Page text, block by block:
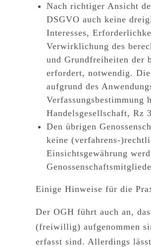
Nach richtiger Ansicht
DSGVO auch keine
Interesses,
Verwirklichung des
und Grundfreiheiten der
erfordert, notwendig.
aufgrund des
Handelsgesellschaft, Rz
Den übrigen
keine (verfahrens-
Einsichtsgewährung
Einige Hinweise für die
Der OGH führt auch an,
(freiwillig) aufgenommen
erfasst sind. Allerdings